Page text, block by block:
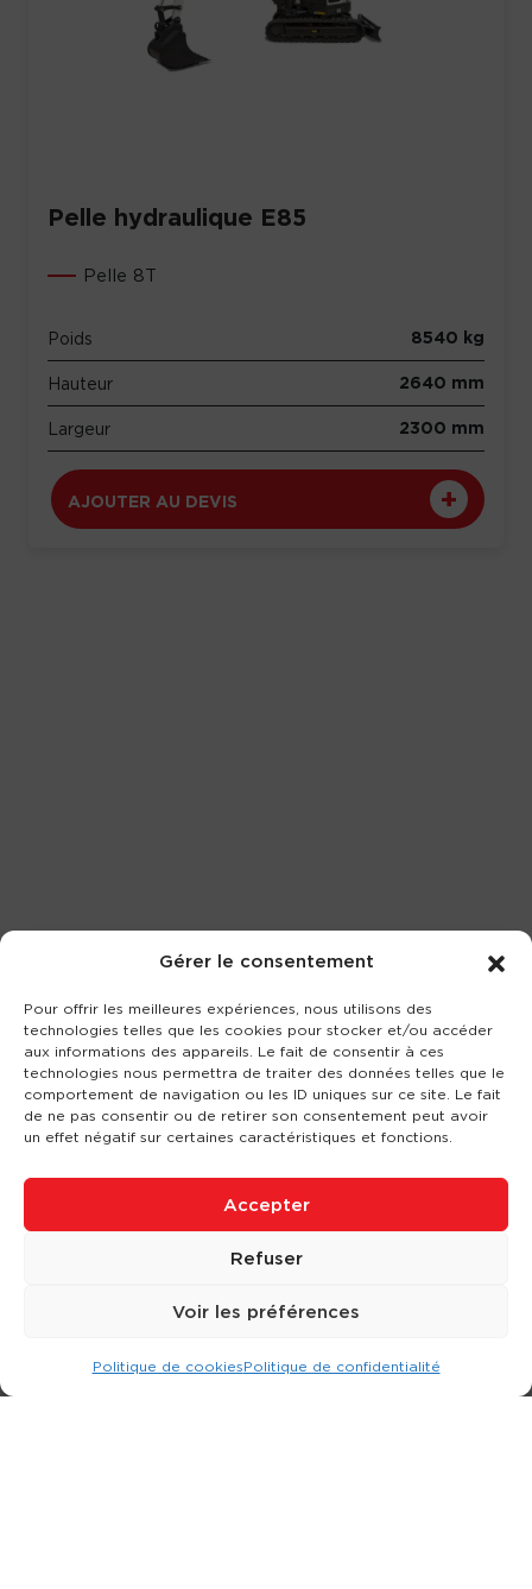
Gérer le consentement
Pour offrir les meilleures expériences, nous utilisons des
technologies telles que les cookies pour stocker et/ou accéder
aux informations des appareils. Le fait de consentir à ces
technologies nous permettra de traiter des données telles que le
comportement de navigation ou les ID uniques sur ce site. Le fait
de ne pas consentir ou de retirer son consentement peut avoir
un effet négatif sur certaines caractéristiques et fonctions.
Accepter
Refuser
Voir les préférences
Politique de cookiesPolitique de confidentialité
Pelle hydraulique E85
Pelle 8T
Poids 8540 kg
Hauteur 2640 mm
Largeur 2300 mm
AJOUTER AU DEVIS